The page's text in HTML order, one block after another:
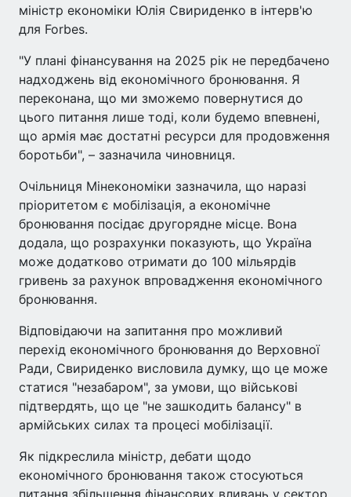
міністр економіки Юлія Свириденко в інтерв'ю
для Forbes.
"У плані фінансування на 2025 рік не передбачено
надходжень від економічного бронювання. Я
переконана, що ми зможемо повернутися до
цього питання лише тоді, коли будемо впевнені,
що армія має достатні ресурси для продовження
боротьби", – зазначила чиновниця.
Очільниця Мінекономіки зазначила, що наразі
пріоритетом є мобілізація, а економічне
бронювання посідає другорядне місце. Вона
додала, що розрахунки показують, що Україна
може додатково отримати до 100 мільярдів
гривень за рахунок впровадження економічного
бронювання.
Відповідаючи на запитання про можливий
перехід економічного бронювання до Верховної
Ради, Свириденко висловила думку, що це може
статися "незабаром", за умови, що військові
підтвердять, що це "не зашкодить балансу" в
армійських силах та процесі мобілізації.
Як підкреслила міністр, дебати щодо
економічного бронювання також стосуються
питання збільшення фінансових вливань у сектор